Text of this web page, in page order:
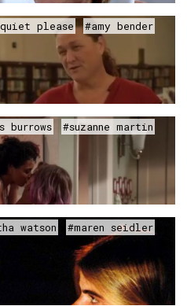
please #amy bender
burrows #suzanne martin
watson #maren seidler